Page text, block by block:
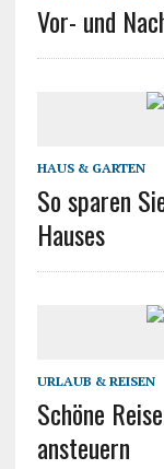
Vor- und
HAUS & GARTEN
So sparen
Hauses
URLAUB & REISEN
Schöne
ansteuern